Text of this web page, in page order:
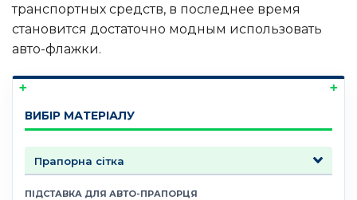
транспортных средств, в последнее время
становится достаточно модным использовать
авто-флажки.
ВИБІР МАТЕРІАЛУ
ПІДСТАВКА ДЛЯ АВТО-ПРАПОРЦЯ